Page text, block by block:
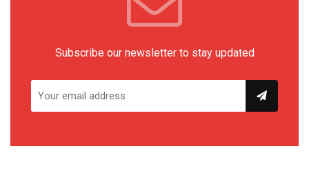
Subscribe our newsletter to stay updated